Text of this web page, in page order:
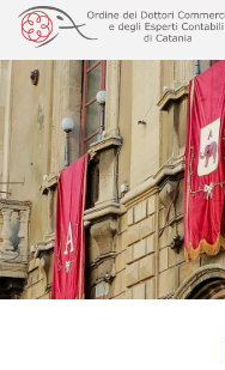
Vai
contenuto